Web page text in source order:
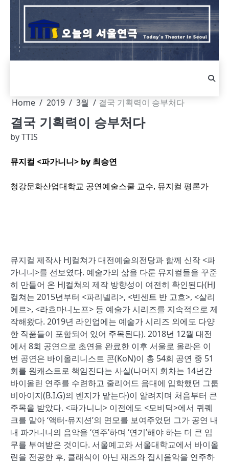
Skip
content
Home 2019 3월 결국 기획력이 승부처다
결국 기획력이 승부처다
byTTIS
뮤지컬 <파가니니> by 최승연
청강문화산업대학교 공연예술스쿨 교수, 뮤지컬 평론가
뮤지컬 제작사 HJ컬쳐가 대전예술의전당과 함께 신작 <파
가니니>를 선보였다. 예술가의 삶을 다룬 뮤지컬들을 꾸준
히 만들어 온 HJ컬쳐의 제작 방향성이 여전히 확인된다(HJ
컬쳐는 2015년부터 <파리넬리>, <빈센트 반 고흐>, <살리
에르>, <라흐마니노프> 등 예술가 시리즈를 지속적으로 제
작해왔다. 2019년 라인업에는 예술가 시리즈 외에도 다양
한 작품들이 포함되어 있어 주목된다). 2018년 12월 대전
에서 8회 공연으로 초연을 완료한 이후 서울로 올라온 이
번 공연은 바이올리니스트 콘(KoN)이 총 54회 공연 중 51
회를 원캐스트로 책임진다는 사실(나머지 회차는 14년간
바이올린 연주를 수련하고 줄리어드 음대에 입학했던 그룹
비아이지(B.I.G)의 벤지가 맡는다)이 알려지며 처음부터 큰
주목을 받았다. <파가니니> 이전에도 <모비딕>에서 퀴퀘
크를 맡아 ‘액터-뮤지션’의 면모를 보여주었던 그가 공연 내
내 파가니니의 음악을 ‘연주’하며 ‘연기’해야 하는 더 큰 임
무를 부여받은 것이다. 서울예고와 서울대학교에서 바이올
린을 전공한 후, 클래식이 아닌 재즈와 집시음악을 연주하